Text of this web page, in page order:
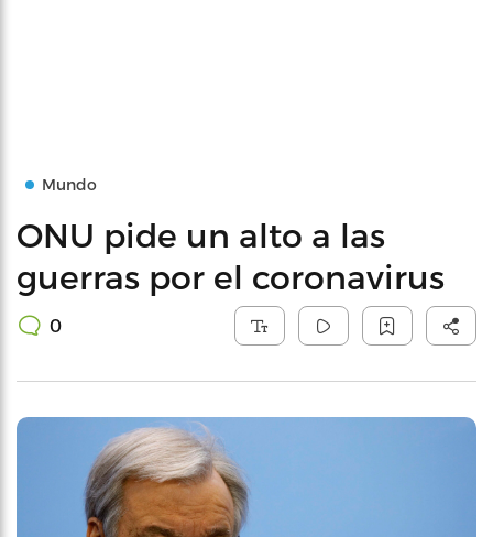
Mundo
ONU pide un alto a las
guerras por el coronavirus
0